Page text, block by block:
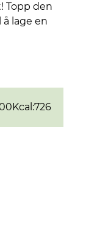
Topp den
lage en
Kcal :726